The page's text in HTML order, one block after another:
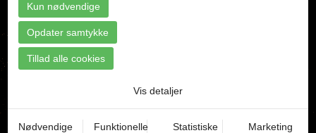
Kun nødvendige
Opdater samtykke
Tillad alle cookies
Vis detaljer
Nødvendige
Funktionelle
Statistiske
Marketing